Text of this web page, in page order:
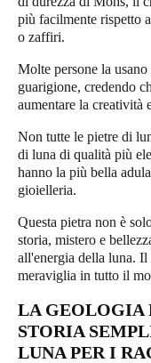
più facilmente rispetto
o zaffiri.
Molte persone la
guarigione, credendo
aumentare la creatività
Non tutte le pietre di
di luna di qualità più
hanno la più bella
gioielleria.
Questa pietra non è
storia, mistero e
all'energia della luna. Il
meraviglia in tutto il
LA GEOLOGIA
STORIA
LUNA PER I